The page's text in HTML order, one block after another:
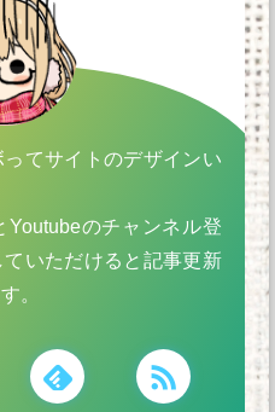
てサイトのデザインい
のチャンネル登
いただけると記事更新
。